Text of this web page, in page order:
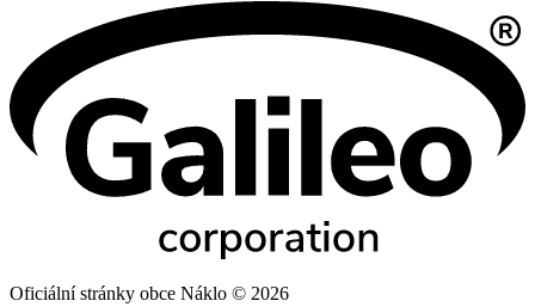
Oficiální stránky obce Náklo © 2026